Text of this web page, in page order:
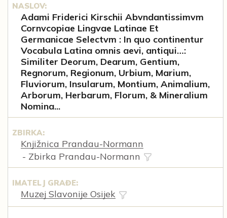
NASLOV:
Adami Friderici Kirschii Abvndantissimvm
Cornvcopiae Lingvae Latinae Et
Germanicae Selectvm : In quo continentur
Vocabula Latina omnis aevi, antiqui…:
Similiter Deorum, Dearum, Gentium,
Regnorum, Regionum, Urbium, Marium,
Fluviorum, Insularum, Montium, Animalium,
Arborum, Herbarum, Florum, & Mineralium
Nomina...
ZBIRKA:
Knjižnica Prandau-Normann
- Zbirka Prandau-Normann
IMATELJ GRAĐE:
Muzej Slavonije Osijek